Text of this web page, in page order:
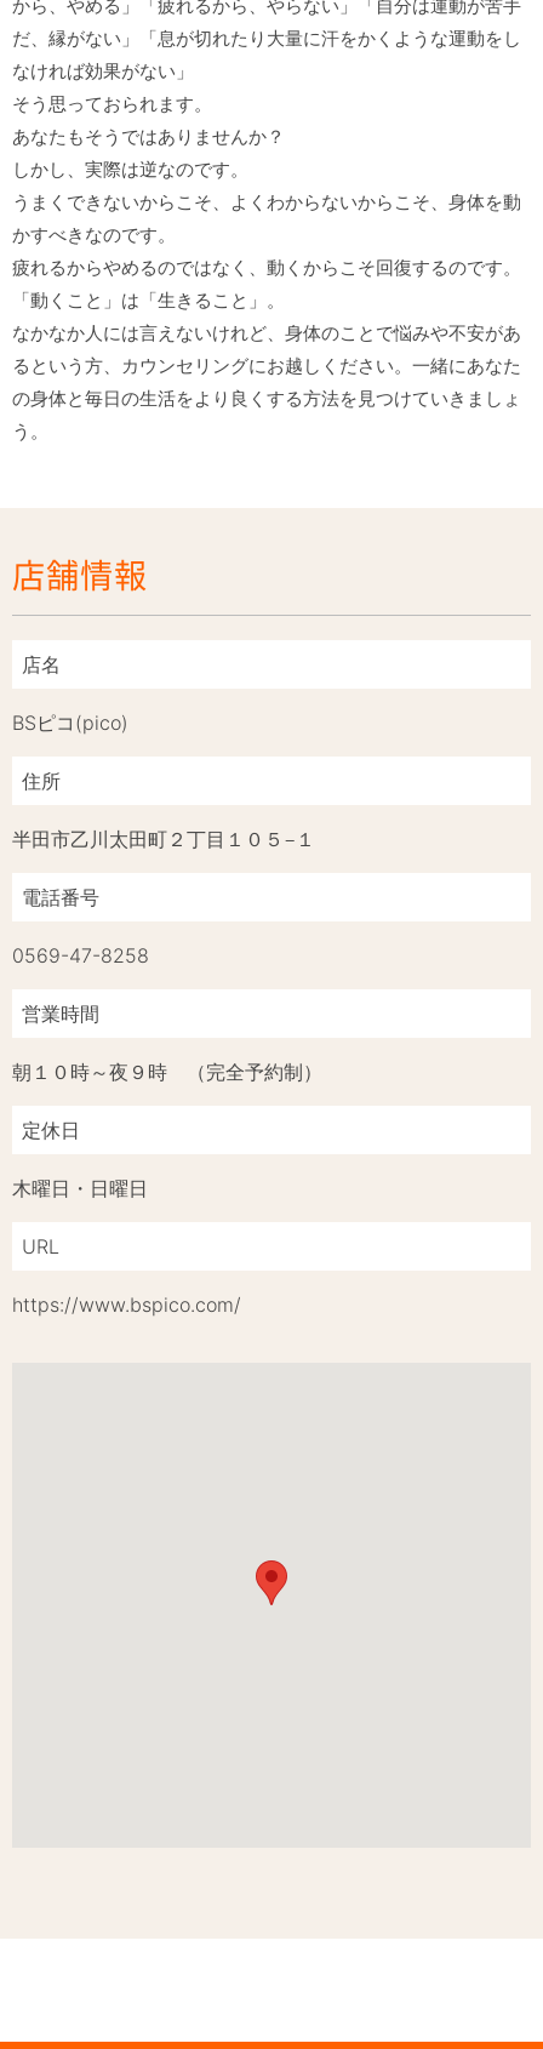
から、やめる」「疲れるから、やらない」「自分は運動が苦手
だ、縁がない」「息が切れたり大量に汗をかくような運動をし
なければ効果がない」
そう思っておられます。
あなたもそうではありませんか？
しかし、実際は逆なのです。
うまくできないからこそ、よくわからないからこそ、身体を動
かすべきなのです。
疲れるからやめるのではなく、動くからこそ回復するのです。
「動くこと」は「生きること」。
なかなか人には言えないけれど、身体のことで悩みや不安があ
るという方、カウンセリングにお越しください。一緒にあなた
の身体と毎日の生活をより良くする方法を見つけていきましょ
店舗情報
店名
BSピコ(pico)
住所
半田市乙川太田町２丁目１０５−１
電話番号
0569-47-8258
営業時間
朝１０時～夜９時 （完全予約制）
定休日
木曜日・日曜日
URL
https://www.bspico.com/